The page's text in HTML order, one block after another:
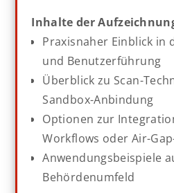
Inhalte der
Praxisnaher Einblick in
und Benutzerführung
Überblick zu Scan-
Sandbox-Anbindung
Optionen zur
Workflows oder Air-
Anwendungsbeispiele
Behördenumfeld